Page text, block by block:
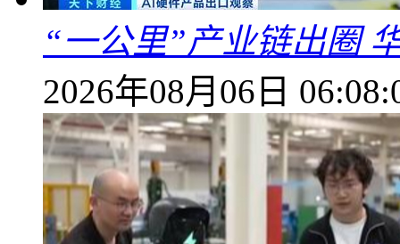
“一公里”产业链出圈
2026年08月06日